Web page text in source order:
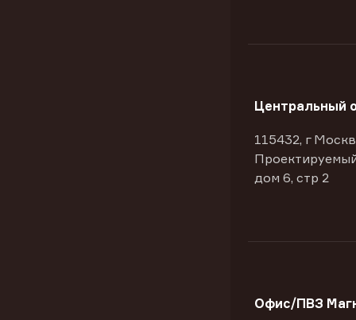
Центральный
115432, г
дом 6, стр 2
Офис/ПВЗ